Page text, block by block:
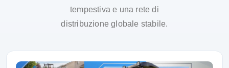
tempestiva e una rete di
distribuzione globale stabile.